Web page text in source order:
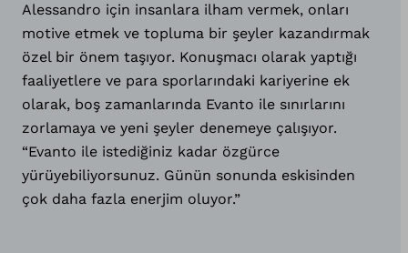
Alessandro için insanlara ilham vermek, onları
motive etmek ve topluma bir şeyler kazandırmak
özel bir önem taşıyor. Konuşmacı olarak yaptığı
faaliyetlere ve para sporlarındaki kariyerine ek
olarak, boş zamanlarında Evanto ile sınırlarını
zorlamaya ve yeni şeyler denemeye çalışıyor.
“Evanto ile istediğiniz kadar özgürce
yürüyebiliyorsunuz. Günün sonunda eskisinden
çok daha fazla enerjim oluyor.”